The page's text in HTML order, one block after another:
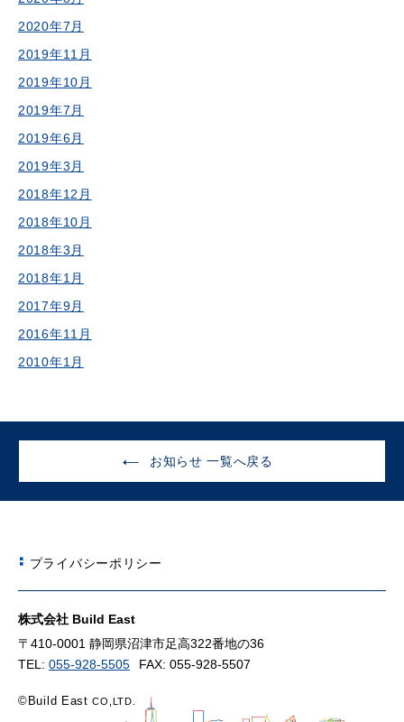
2020年7月
2019年11月
2019年10月
2019年7月
2019年6月
2019年3月
2018年12月
2018年10月
2018年3月
2018年1月
2017年9月
2016年11月
2010年1月
お知らせ 一覧へ戻る
プライバシーポリシー
株式会社 Build East
〒410-0001 静岡県沼津市足高322番地の36
TEL: 055-928-5505 FAX: 055-928-5507
©Build EastCO,LTD.